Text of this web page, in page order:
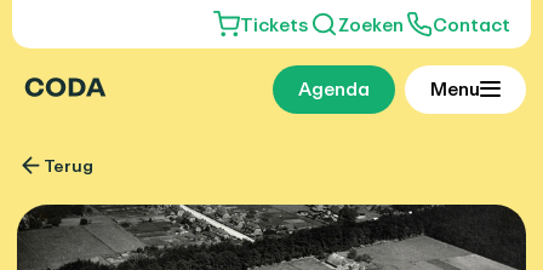
Tickets Zoeken Contact
Agenda Menu
Terug